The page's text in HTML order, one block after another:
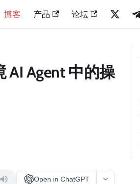
博客 产品 论坛
AI Agent 中的操
Open in ChatGPT